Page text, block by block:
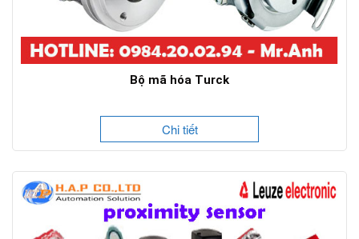
Bộ mã hóa Turck
Chi tiết